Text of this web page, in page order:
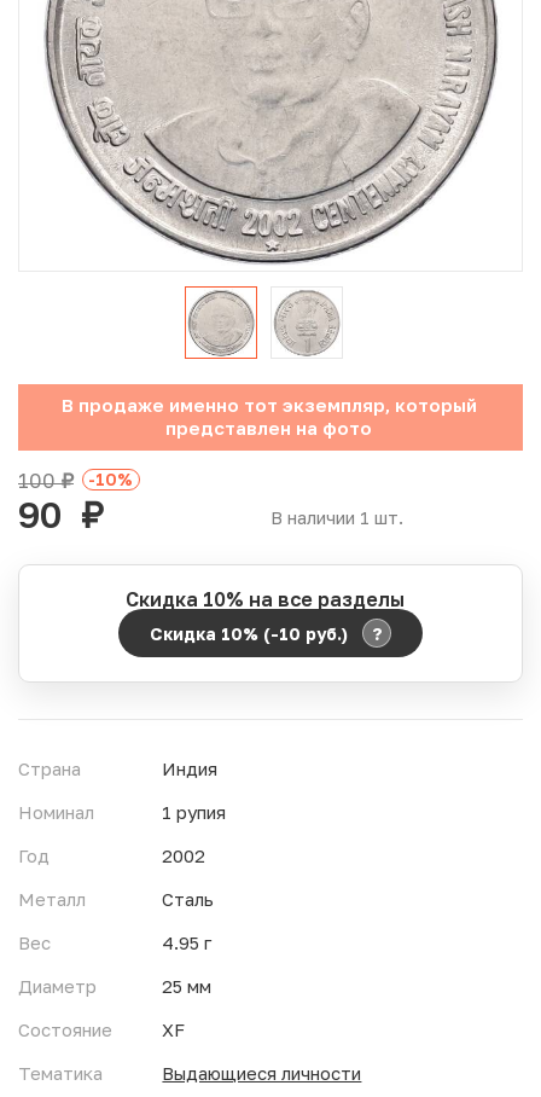
Юбилейные монеты Банка России (с 1999 года)
Памятные и инвестиционные монеты СССР и России
Иностранные монеты
Неофициальные выпуски монет (Unusual)
Античные и средневековые монеты
В продаже именно тот экземпляр, который
представлен на фото
В наличии 1 шт.
100руб. -10%
90 руб.
Скидка 10% на все разделы
Скидка 10% (-10 руб.) ?
Период действия акции:
Время до окончания:
19
Страна
Индия
Номинал
1 рупия
Год
2002
Металл
Сталь
Вес
4.95 г
Диаметр
25 мм
Состояние
XF
Тематика
Выдающиеся личности